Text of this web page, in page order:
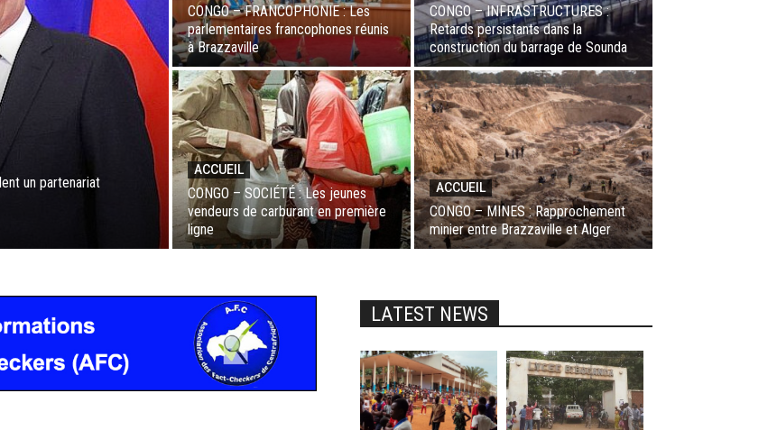
un partenariat
CONGO – FRANCOPHONIE : Les
parlementaires francophones réunis
à Brazzaville
CONGO – INFRASTRUCTURES :
Retards persistants dans la
construction du barrage de Sounda
ACCUEIL
CONGO – SOCIÉTÉ : Les jeunes
vendeurs de carburant en première
ligne
ACCUEIL
CONGO – MINES : Rapprochement
minier entre Brazzaville et Alger
LATEST NEWS